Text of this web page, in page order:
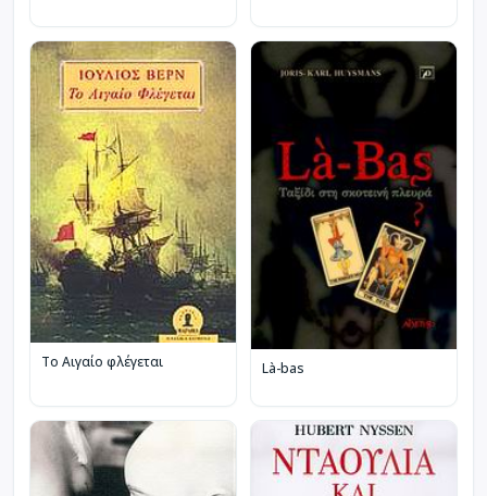
Το Αιγαίο φλέγεται Là-bas